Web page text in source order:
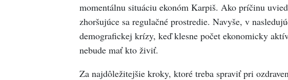
momentálnu situáciu ekonóm Karpiš. Ako príčinu
zhoršujúce sa regulačné prostredie. Navyše, v
demografickej krízy, keď klesne počet ekonomicky
nebude mať kto živiť.
Za najdôležitejšie kroky, ktoré treba spraviť pri